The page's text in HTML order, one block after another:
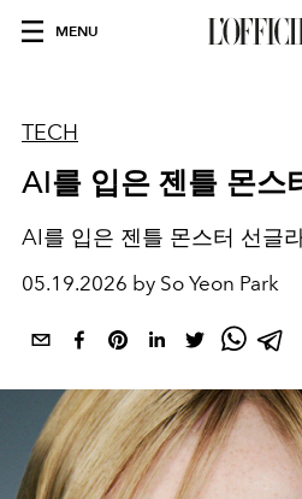
MENU
TECH
AI를 입은 젠틀 몬스
AI를 입은 젠틀 몬스터 선글
05.19.2026 by So Yeon Park